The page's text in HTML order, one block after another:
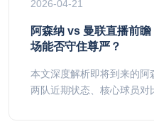
2026-04-21
阿森纳 vs 曼联直播前
场能否守住尊严？
本文深度解析即将到来的阿
两队近期状态、核心球员对